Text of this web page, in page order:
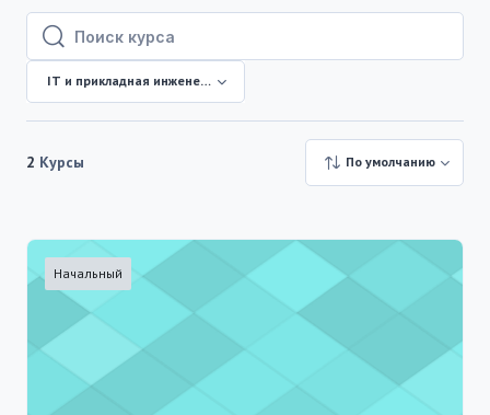
Поиск курса
Поиск курса
IT и прикладная инженерия
2 Курсы По умолчанию
Начальный